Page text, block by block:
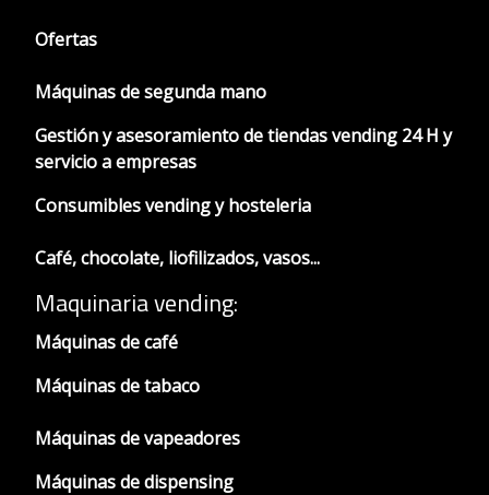
Ofertas
Máquinas de segunda mano
Gestión y asesoramiento de tiendas vending 24 H y
servicio a empresas
Consumibles vending y hosteleria
Café, chocolate, liofilizados, vasos...
Maquinaria vending:
Máquinas de café
Máquinas de tabaco
Máquinas de vapeadores
Máquinas de dispensing